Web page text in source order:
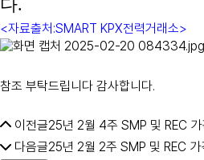
다.
<자료출처:SMART KPX전력거래소>
참조 부탁드립니다 감사합니다.
이전글25년 2월 4주 SMP 및 REC
다음글25년 2월 2주 SMP 및 REC